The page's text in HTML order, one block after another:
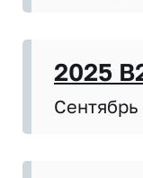
2025
Сентябрь